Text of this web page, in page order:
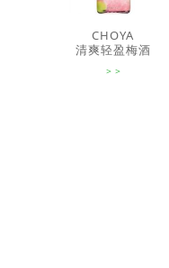
CHOYA
清爽轻盈梅酒